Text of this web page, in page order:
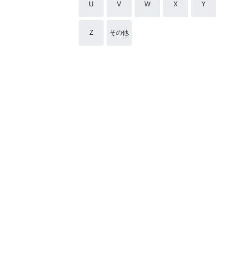
U V W X Y
Z その他